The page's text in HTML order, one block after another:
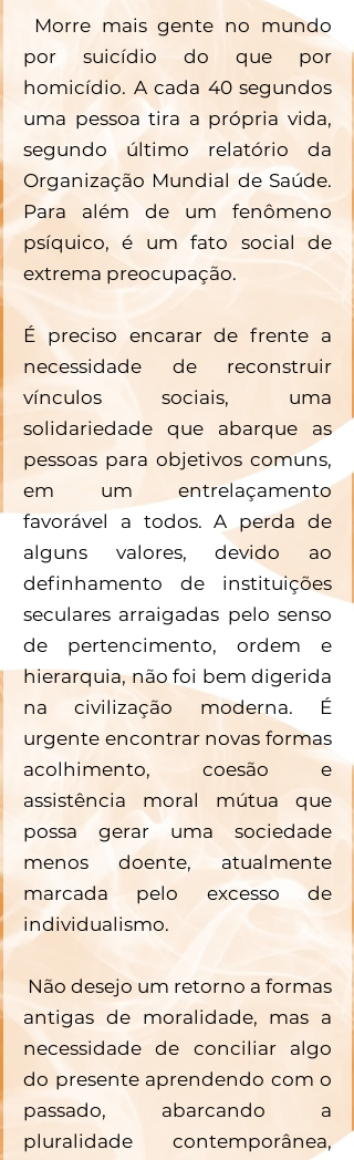
por suicídio do que por
homicídio. A cada 40 segundos
uma pessoa tira a própria vida,
segundo último relatório da
Organização Mundial de Saúde.
Para além de um fenômeno
psíquico, é um fato social de
extrema preocupação.
É preciso encarar de frente a
necessidade de reconstruir
vínculos sociais, uma
solidariedade que abarque as
pessoas para objetivos comuns,
em um entrelaçamento
favorável a todos. A perda de
alguns valores, devido ao
definhamento de instituições
seculares arraigadas pelo senso
de pertencimento, ordem e
hierarquia, não foi bem digerida
na civilização moderna. É
urgente encontrar novas formas
acolhimento, coesão e
assistência moral mútua que
possa gerar uma sociedade
menos doente, atualmente
marcada pelo excesso de
individualismo.
antigas de moralidade, mas a
necessidade de conciliar algo
do presente aprendendo com o
passado, abarcando a
pluralidade contemporânea,